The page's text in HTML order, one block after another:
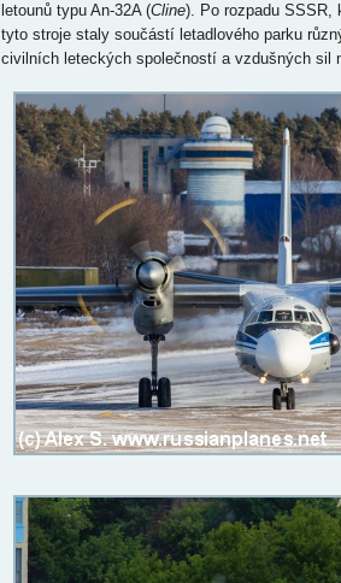
letounů typu An-32A (Cline). Po rozpadu SSSR,
tyto stroje staly součástí letadlového parku
civilních leteckých společností a vzdušných sil